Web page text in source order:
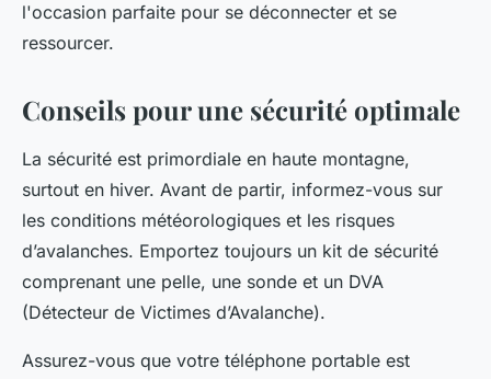
l'occasion parfaite pour se déconnecter et se
ressourcer.
Conseils pour une sécurité optimale
La sécurité est primordiale en haute montagne,
surtout en hiver. Avant de partir, informez-vous sur
les conditions météorologiques et les risques
d’avalanches. Emportez toujours un kit de sécurité
comprenant une pelle, une sonde et un DVA
(Détecteur de Victimes d’Avalanche).
Assurez-vous que votre téléphone portable est